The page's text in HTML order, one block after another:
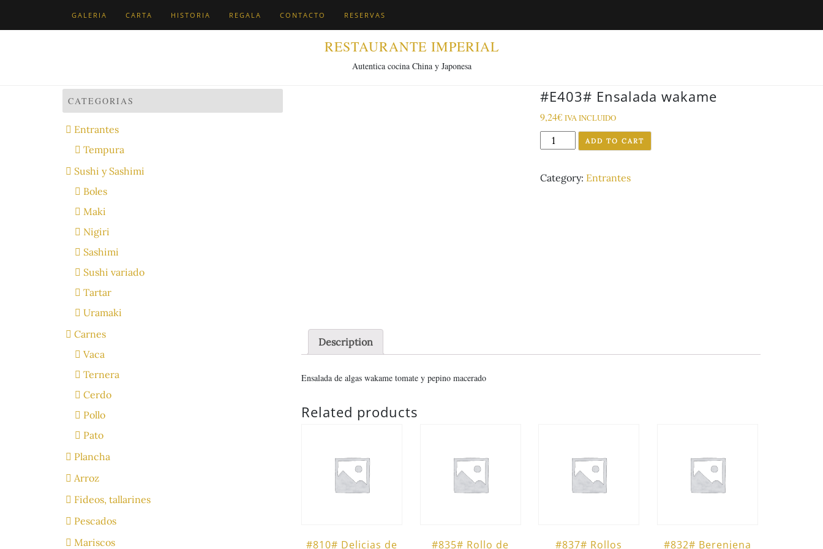
GALERIA CARTA HISTORIA REGALA CONTACTO RESERVAS
RESTAURANTE IMPERIAL
Autentica cocina China y Japonesa
#E403# Ensalada wakame
9,24€ IVA INCLUIDO
#E403#
Ensalada
quantity
ADD TO CART
Category: Entrantes
Description
Ensalada de algas wakame tomate y pepino macerado
Related products
#810# Delicias de #835# Rollo de #837# Rollos #832# Berenjena
CATEGORIAS
Entrantes
Tempura
Sushi y Sashimi
Boles
Maki
Nigiri
Sashimi
Sushi variado
Tartar
Uramaki
Carnes
Vaca
Ternera
Cerdo
Pollo
Pato
Plancha
Arroz
Fideos, tallarines
Pescados
Mariscos